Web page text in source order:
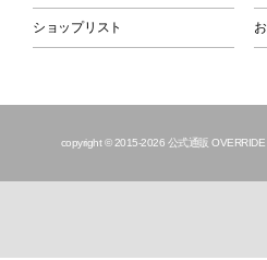
ショップリスト
copyright © 2015-2026 公式通販 OVERRIDE